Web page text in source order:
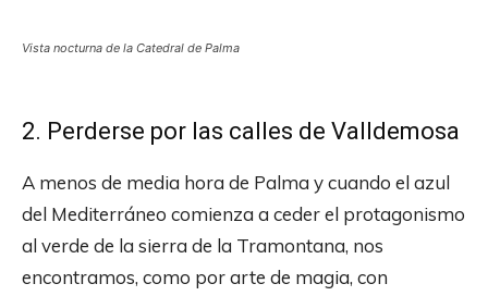
Vista nocturna de la Catedral de Palma
2. Perderse por las calles de Valldemosa
A menos de media hora de Palma y cuando el azul
del Mediterráneo comienza a ceder el protagonismo
al verde de la sierra de la Tramontana, nos
encontramos, como por arte de magia, con